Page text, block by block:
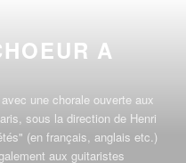
A
une chorale ouverte aux
sous la direction de Henri
(en français, anglais etc.)
aux guitaristes